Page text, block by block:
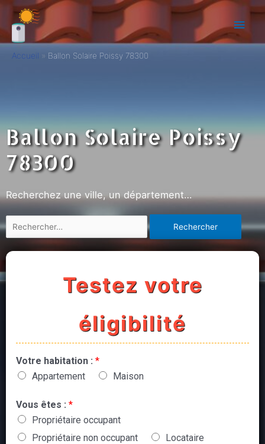
Accueil Ballon Solaire Poissy 78300
Ballon Solaire Poissy
78300
Recherchez une ville, un département…
Testez votre
éligibilité
Votre habitation : *
Appartement
Maison
Vous êtes : *
Propriétaire occupant
Propriétaire non occupant
Locataire